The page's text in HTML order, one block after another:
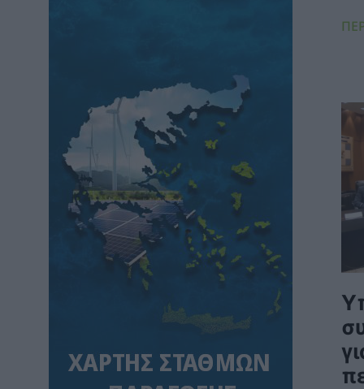
METLEN: Ιστορικά υψηλές επιδόσεις κατά το
Α’ Εξάμηνο του 2026 σε όλους τους
βασικούς χρηματοοικονομικούς δείκτες
ΗΛΕΚΤΡΙΣΜΟΣ 06/08/2026 - 11:20
ΠΑΣΟΚ: Ζητά δεσμευτικό χρονοδιάγραμμα
υλοποίησης ενός έργου κρίσιμου τόσο από
ενεργειακής όσο και από γεωπολιτικής
σκοπιάς
06/08/2026 - 10:25
HELLENiQ ENERGY: Αποτελέσματα Β’
Όμιλος AKTOR: Εξαγορά του 75% των
εταιρειών ΗΛΕΚΤΩΡ και THALIS στο πλαίσιο